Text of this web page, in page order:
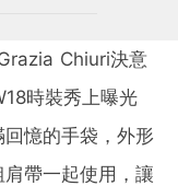
Chiuri決意
時裝秀上曝光
憶的手袋，外形
帶一起使用，讓